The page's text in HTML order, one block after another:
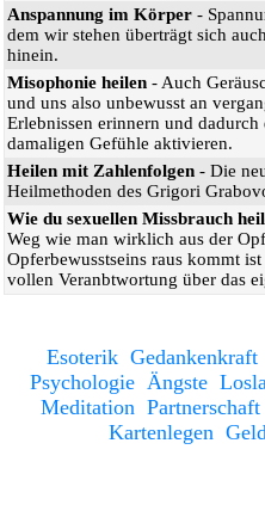
Anspannung im Körper -
dem wir stehen überträgt sich
hinein.
Misophonie heilen - Auch
und uns also unbewusst an
Erlebnissen erinnern und dadurch
damaligen Gefühle aktivieren.
Heilen mit Zahlenfolgen - Die
Heilmethoden des Grigori
Wie du sexuellen Missbrauch
Weg wie man wirklich aus der
Opferbewusstseins raus kommt
vollen Veranbtwortung über das
Esoterik Gedankenkraft
Psychologie Ängste
Meditation Partnerschaft
Kartenlegen Geld